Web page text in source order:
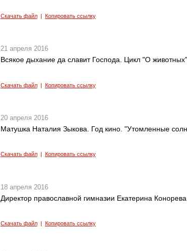
Скачать файл| Копировать ссылку
21 апреля 2016
Всякое дыхание да славит Господа. Цикл "О
Скачать файл| Копировать ссылку
20 апреля 2016
Матушка Наталия Зыкова. Год кино. "Утомленные
Скачать файл| Копировать ссылку
18 апреля 2016
Директор православной гимназии Екатерина
Скачать файл| Копировать ссылку